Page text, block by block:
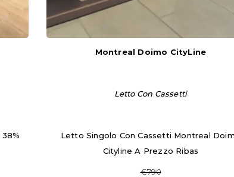
Montreal Doimo CityLine
Letto Con Cassetti
Letto Singolo Con Cassetti Montreal
Cityline A Prezzo Ribas
€790